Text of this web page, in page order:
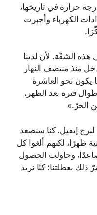
حرارة في تاريخها،
الكهرباء وأجبرت
هذه الشقّة. لأن لدينا
منذ منتصف النهار
نحو العاشرة
فترة بعد الظهر،
الحرّ.»
إيفيل. كنا سنصعد
ظهرًا، لكنهم ألغوا كل
وحاولت الحصول
بعطلتنا؛ كنّا نريد